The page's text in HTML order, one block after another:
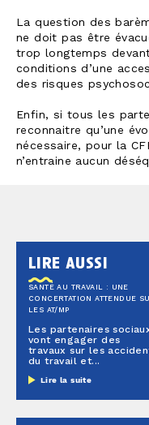
La question des
ne doit pas être
trop longtemps
conditions d’une
des risques
Enfin, si tous les
reconnaitre qu’une
nécessaire, pour la
n’entraine aucun
lire aussi
SANTÉ AU TRAVAIL : UNE
CONCERTATION ATTENDUE
LES AT/MP
Les partenaires
vont engager des
travaux sur les
du travail et...
Lire la suite